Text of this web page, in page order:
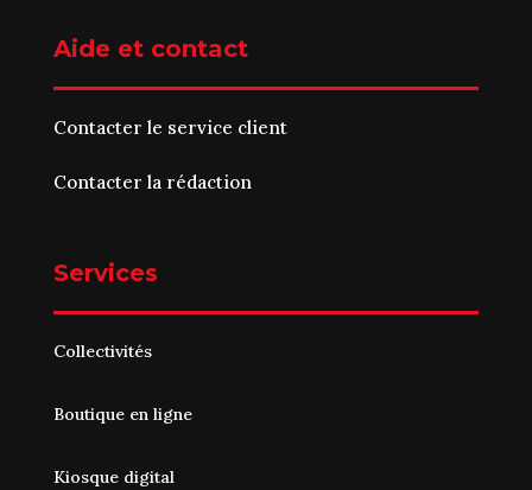
Aide et contact
Contacter le service client
Contacter la rédaction
Services
Collectivités
Boutique en ligne
Kiosque digital